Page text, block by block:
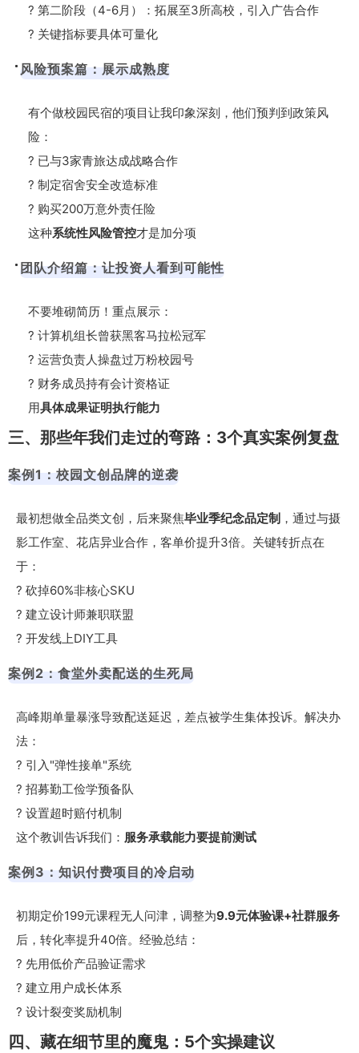
? 第二阶段（4-6月）：拓展至3所高校，引入广告合作
? 关键指标要具体可量化
风险预案篇：展示成熟度
有个做校园民宿的项目让我印象深刻，他们预判到政策风
险：
? 已与3家青旅达成战略合作
? 制定宿舍安全改造标准
? 购买200万意外责任险
这种系统性风险管控才是加分项
团队介绍篇：让投资人看到可能性
不要堆砌简历！重点展示：
? 计算机组长曾获黑客马拉松冠军
? 运营负责人操盘过万粉校园号
? 财务成员持有会计资格证
用具体成果证明执行能力
三、那些年我们走过的弯路：3个真实案例复盘
案例1：校园文创品牌的逆袭
最初想做全品类文创，后来聚焦毕业季纪念品定制 ，通过与摄
影工作室、花店异业合作，客单价提升3倍。关键转折点在
于：
? 砍掉60%非核心SKU
? 建立设计师兼职联盟
? 开发线上DIY工具
案例2：食堂外卖配送的生死局
高峰期单量暴涨导致配送延迟，差点被学生集体投诉。解决办
法：
? 引入"弹性接单"系统
? 招募勤工俭学预备队
? 设置超时赔付机制
这个教训告诉我们： 服务承载能力要提前测试
案例3：知识付费项目的冷启动
初期定价199元课程无人问津，调整为9.9元体验课+社群服务
后，转化率提升40倍。经验总结：
? 先用低价产品验证需求
? 建立用户成长体系
? 设计裂变奖励机制
四、藏在细节里的魔鬼：5个实操建议